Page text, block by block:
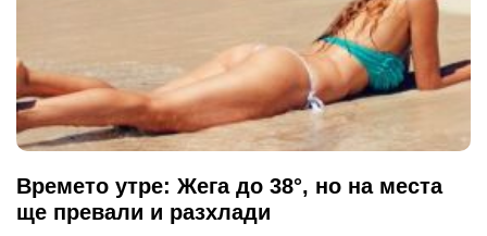
Времето утре: Жега до 38°, но на места
ще превали и разхлади